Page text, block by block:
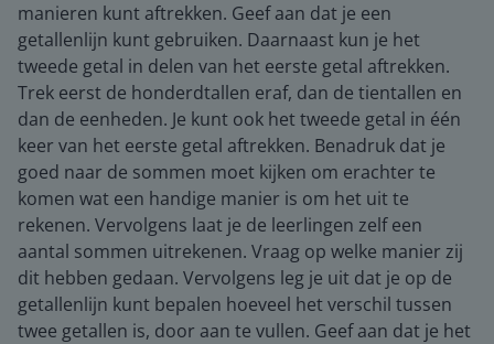
manieren kunt aftrekken. Geef aan dat je een
getallenlijn kunt gebruiken. Daarnaast kun je het
tweede getal in delen van het eerste getal aftrekken.
Trek eerst de honderdtallen eraf, dan de tientallen en
dan de eenheden. Je kunt ook het tweede getal in één
keer van het eerste getal aftrekken. Benadruk dat je
goed naar de sommen moet kijken om erachter te
komen wat een handige manier is om het uit te
rekenen. Vervolgens laat je de leerlingen zelf een
aantal sommen uitrekenen. Vraag op welke manier zij
dit hebben gedaan. Vervolgens leg je uit dat je op de
getallenlijn kunt bepalen hoeveel het verschil tussen
twee getallen is, door aan te vullen. Geef aan dat je het